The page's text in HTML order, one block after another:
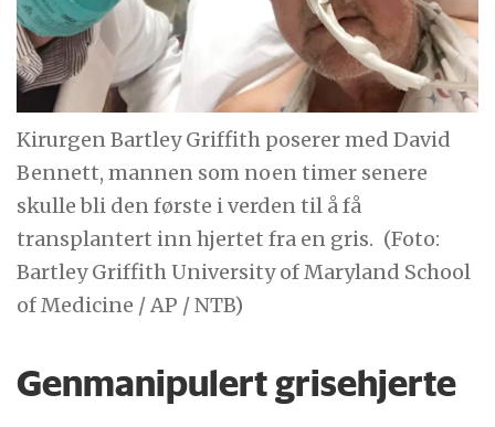
Kirurgen Bartley Griffith poserer med David
Bennett, mannen som noen timer senere
skulle bli den første i verden til å få
transplantert inn hjertet fra en gris. (Foto:
Bartley Griffith University of Maryland School
of Medicine / AP / NTB)
Genmanipulert grisehjerte